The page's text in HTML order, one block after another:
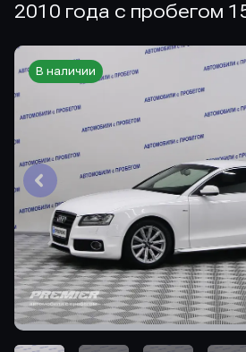
2010 года с пробегом
В наличии